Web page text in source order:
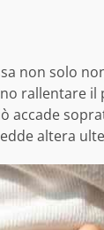
non solo
rallentare il
accade
altera